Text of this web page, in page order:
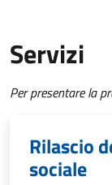
Servizi
Per presentare la
Rilascio
sociale